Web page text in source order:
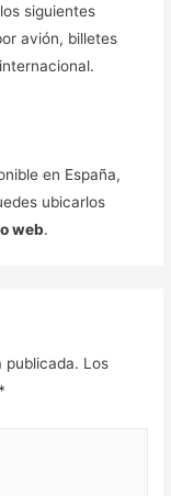
siguientes
avión, billetes
en España,
ubicarlos
web.
publicada. Los
*